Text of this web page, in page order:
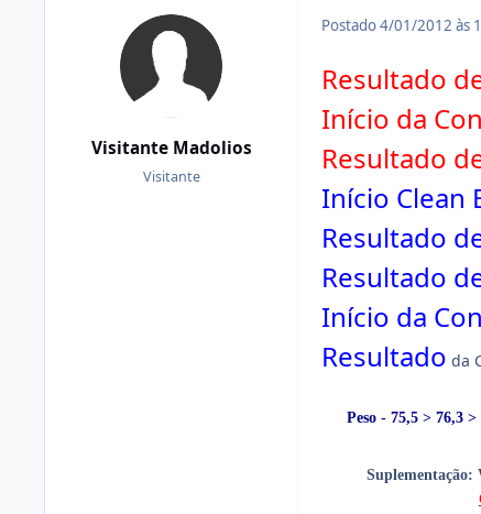
Visitante Madolios
Visitante
Postado4/01/2012 às
Resultado
Início da
Resultado
Início Clean
Resultado
Resultado
Início da
Resultado da
Peso - 75,5 > 76,3